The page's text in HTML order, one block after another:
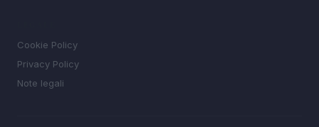
Cookie Policy
Privacy Policy
Note legali